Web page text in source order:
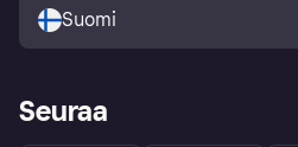
Suomi
Seuraa